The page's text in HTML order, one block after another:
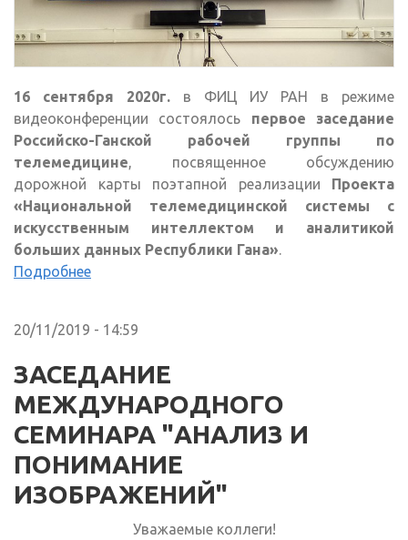
16 сентября 2020г. в ФИЦ ИУ РАН в режиме
видеоконференции состоялось первое заседание
Российско-Ганской рабочей группы по
телемедицине, посвященное обсуждению
дорожной карты поэтапной реализации Проекта
«Национальной телемедицинской системы с
искусственным интеллектом и аналитикой
больших данных Республики Гана».
Подробнее
20/11/2019 - 14:59
ЗАСЕДАНИЕ
МЕЖДУНАРОДНОГО
СЕМИНАРА "АНАЛИЗ И
ПОНИМАНИЕ
ИЗОБРАЖЕНИЙ"
Уважаемые коллеги!